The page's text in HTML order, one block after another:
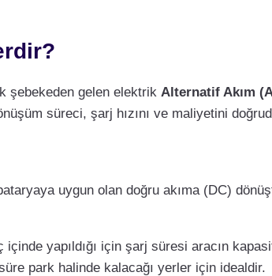
şebekeden gelen elektrik Alternatif Akım
süreci, şarj hızını ve maliyetini
uygun olan doğru akıma (DC)
yapıldığı için şarj süresi aracın
park halinde kalacağı yerler için idealdir.